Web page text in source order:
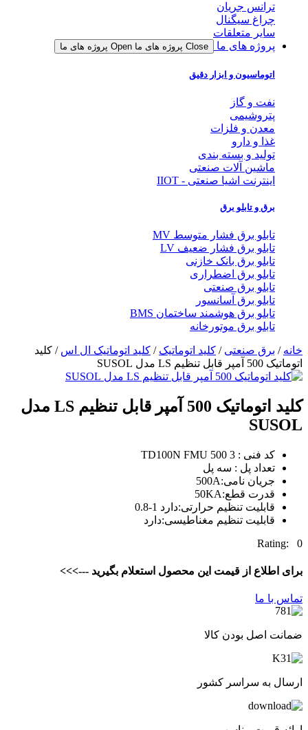
ترانس جریان
چراغ سیگنال
سایر متعلقات
پروژه های ما
Close پروژه های ما Open پروژه های ما
اتوماسیون و ابزار دقیق
نفت و گاز
پتروشیمی
معدن و فلزات
غذا و دارو
تولید و بسته بندی
ماشین آلات صنعتی
اینترنت اشیا صنعتی - IIOT
برق و تابلو برق
تابلو برق فشار متوسط MV
تابلو برق فشار ضعیف LV
تابلو برق بانک خازنی
تابلو برق اضطراری
تابلو برق صنعتی
تابلو برق آسانسور
تابلو برق هوشمند ساختمان BMS
تابلو برق موتورخانه
خانه / برق صنعتی / کلید اتوماتیک / کلید اتوماتیک ال اس / کلید
اتوماتیک 500 آمپر قابل تنظیم LS مدل SUSOL
کلید اتوماتیک 500 آمپر قابل تنظیم LS مدل
SUSOL
کد فنی : TD100N FMU 500 3
تعداد پل : سه پل
جریان نامی:500A
قدرت قطع:50KA
قابلیت تنظیم حرارتی:دارد 1-0.8
قابلیت تنظیم مغناطیسی:دارد
Rating: 0
برای اطلاع از قیمت این محصول استعلام بگیرید --->>>
تماس با ما
ضمانت اصل بودن کالا
ارسال به سراسر کشور